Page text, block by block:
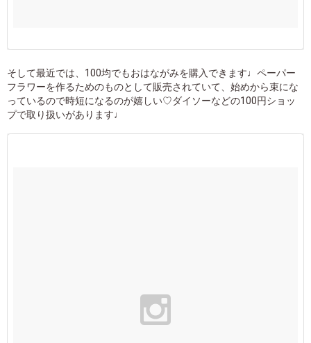
そして最近では、100均でもおはながみを購入できます♩ペーパー
フラワーを作るためのものとして販売されていて、始めから束にな
っているので時短になるのが嬉しい♡ダイソーなどの100円ショッ
プで取り扱いがあります♩